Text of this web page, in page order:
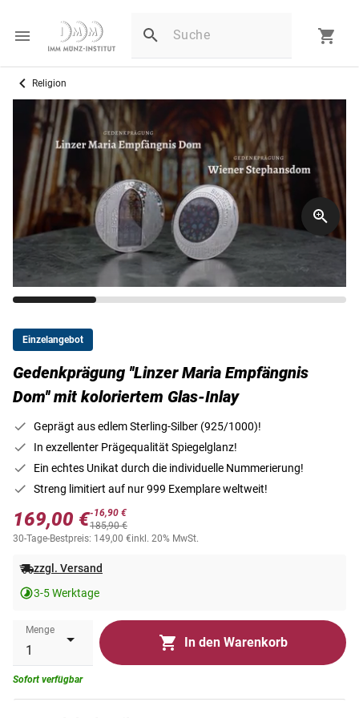
Religion
Einzelangebot
Gedenkprägung ''Linzer Maria Empfängnis
Dom'' mit koloriertem Glas-Inlay
Geprägt aus edlem Sterling-Silber (925/1000)!
In exzellenter Prägequalität Spiegelglanz!
Ein echtes Unikat durch die individuelle Nummerierung!
Streng limitiert auf nur 999 Exemplare weltweit!
169,00 €-16,90 €
185,90 €
30-Tage-Bestpreis: 149,00 €inkl. 20% MwSt.
zzgl. Versand
3-5 Werktage
Menge
In den Warenkorb
Sofort verfügbar